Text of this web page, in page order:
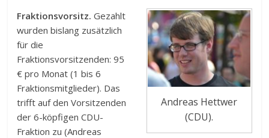
Andreas Hettwer
(CDU).
Fraktionsvorsitz.Gezahlt
wurden bislang zusätzlich
für die
Fraktionsvorsitzenden: 95
€ pro Monat (1 bis 6
Fraktionsmitglieder). Das
trifft auf den Vorsitzenden
der 6-köpfigen CDU-
Fraktion zu (Andreas